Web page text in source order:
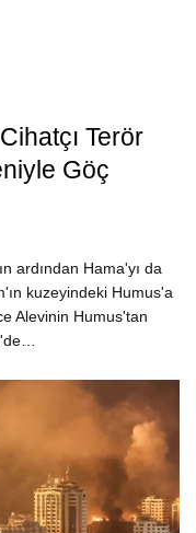
Terör
Göç
ardından Hama'yı da
kuzeyindeki Humus'a
Alevinin Humus'tan